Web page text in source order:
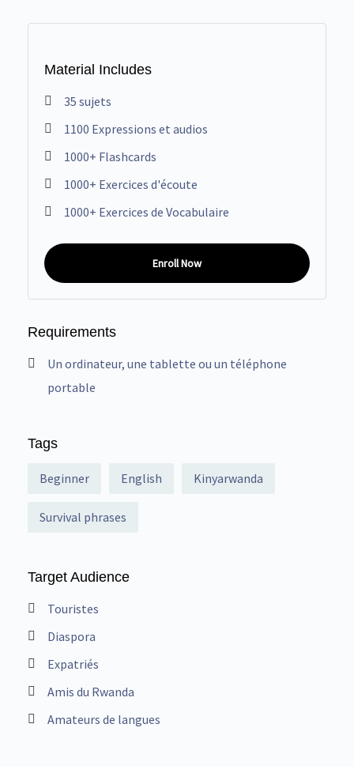
Material Includes
35 sujets
1100 Expressions et audios
1000+ Flashcards
1000+ Exercices d'écoute
1000+ Exercices de Vocabulaire
Enroll Now
Requirements
Un ordinateur, une tablette ou un téléphone
portable
Tags
Beginner English Kinyarwanda
Survival phrases
Target Audience
Touristes
Diaspora
Expatriés
Amis du Rwanda
Amateurs de langues